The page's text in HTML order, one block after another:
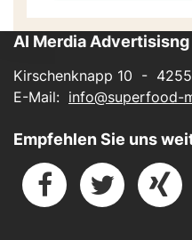
AI Merdia Advertisisng
Kirschenknapp 10 -
E-Mail: info@superfood-
Empfehlen Sie uns